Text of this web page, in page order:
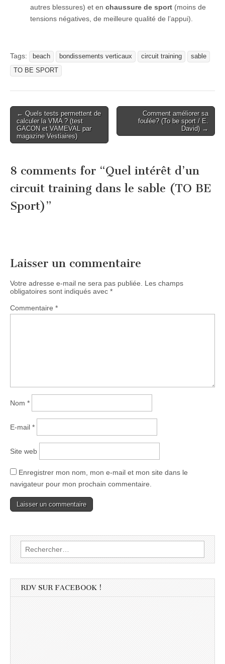
autres blessures) et en chaussure de sport (moins de
tensions négatives, de meilleure qualité de l’appui).
Tags: beach bondissements verticaux circuit training
sable
TO BE SPORT
Post
navigation
← Quels tests permettent de
calculer la VMA ? (test
GACON et VAMEVAL par
magazine Vestiaires)
Comment améliorer sa
foulée? (To be sport / E.
David) →
8 comments for “Quel intérêt d’un
circuit training dans le sable (TO BE
Sport)”
Laisser un commentaire
Votre adresse e-mail ne sera pas publiée.
Les champs
obligatoires sont indiqués avec *
Commentaire *
Nom *
E-mail *
Site web
Enregistrer mon nom, mon e-mail et mon site dans le
navigateur pour mon prochain commentaire.
Rechercher :
RDV SUR FACEBOOK !